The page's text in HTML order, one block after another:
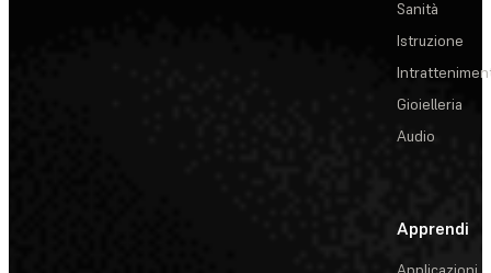
Sanità
Istruzione
Gioielleria
Audio
Apprendi